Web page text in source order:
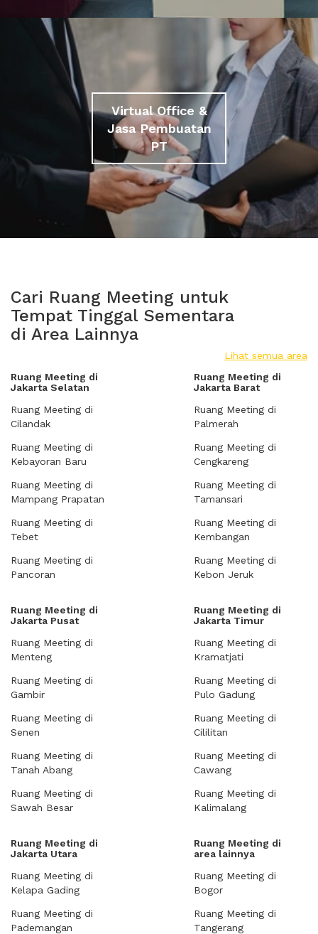
Virtual Office &
Jasa Pembuatan
PT
Cari Ruang Meeting untuk
Tempat Tinggal Sementara
di Area Lainnya
Lihat semua area
Ruang Meeting di
Jakarta Selatan
Ruang Meeting di
Cilandak
Ruang Meeting di
Kebayoran Baru
Ruang Meeting di
Mampang Prapatan
Ruang Meeting di
Tebet
Ruang Meeting di
Pancoran
Ruang Meeting di
Jakarta Barat
Ruang Meeting di
Palmerah
Ruang Meeting di
Cengkareng
Ruang Meeting di
Tamansari
Ruang Meeting di
Kembangan
Ruang Meeting di
Kebon Jeruk
Ruang Meeting di
Jakarta Pusat
Ruang Meeting di
Menteng
Ruang Meeting di
Gambir
Ruang Meeting di
Senen
Ruang Meeting di
Tanah Abang
Ruang Meeting di
Sawah Besar
Ruang Meeting di
Jakarta Timur
Ruang Meeting di
Kramatjati
Ruang Meeting di
Pulo Gadung
Ruang Meeting di
Cililitan
Ruang Meeting di
Cawang
Ruang Meeting di
Kalimalang
Ruang Meeting di
Jakarta Utara
Ruang Meeting di
Kelapa Gading
Ruang Meeting di
Pademangan
Ruang Meeting di
area lainnya
Ruang Meeting di
Bogor
Ruang Meeting di
Tangerang